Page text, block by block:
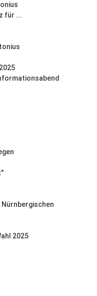
für ...
2025